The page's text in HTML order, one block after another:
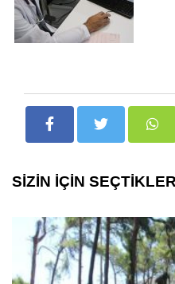
SİZİN İÇİN